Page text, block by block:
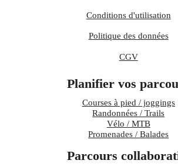
Conditions d'utilisation
Politique des données
CGV
Planifier vos
Courses à pied / joggings
Randonnées / Trails
Vélo / MTB
Promenades / Balades
Parcours